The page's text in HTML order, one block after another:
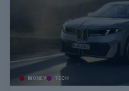
MONEY TECH